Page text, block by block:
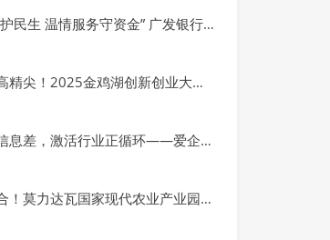
“精准识诈护民生 温情服务守资金” 广发银行大庆龙南支行成功拦截一起电信网络诈骗案件
国际化、高精尖！2025金鸡湖创新创业大赛总决赛圆满落幕！
破解消费信息差，激活行业正循环——爱企查首届“红运之夜”圆满收官
文旅体融合！莫力达瓦国家现代农业产业园激活品牌新动能